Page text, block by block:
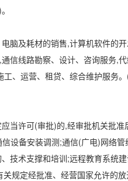
脑及耗材的销售,计算机软件的
信线路勘察、设计、咨询服务,
、运营、租贷、综合维护服务
当许可(审批)的,经审批机关批
设备安装调测;通信(广电)网络
技术支撑和培训;远程教育系统
规定经批准、经营国家允许的